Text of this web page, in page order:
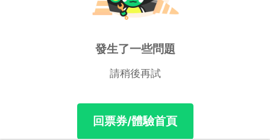
發生了一些問題
請稍後再試
回票券/體驗首頁